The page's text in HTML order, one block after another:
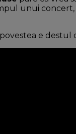
unui
e destul